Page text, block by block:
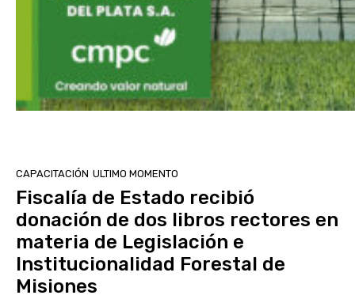
CAPACITACIÓN ULTIMO MOMENTO
Fiscalía de Estado recibió
donación de dos libros rectores en
materia de Legislación e
Institucionalidad Forestal de
Misiones